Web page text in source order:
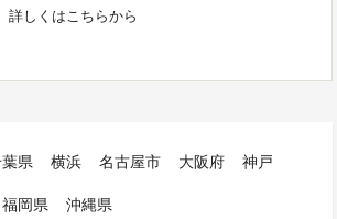
詳しくはこちらから
県 横浜 名古屋市 大阪府
神戸
福岡県 沖縄県